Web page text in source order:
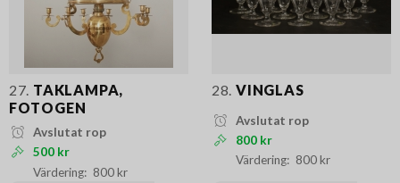
27. TAKLAMPA,
FOTOGEN
Avslutat rop
500 kr
800 kr
28. VINGLAS
Avslutat rop
800 kr
800 kr